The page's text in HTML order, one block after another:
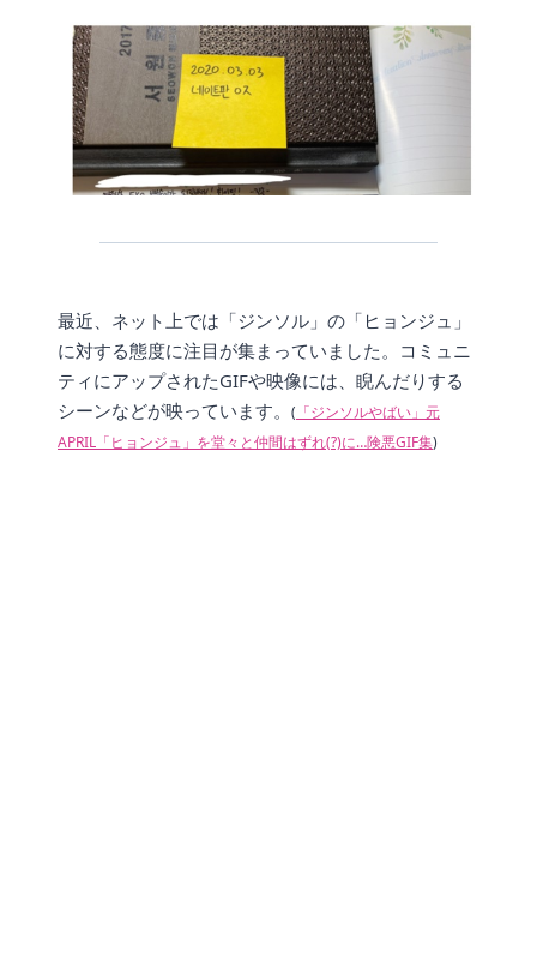
最近、ネット上では「ジンソル」の「ヒョンジュ」
に対する態度に注目が集まっていました。コミュニ
ティにアップされたGIFや映像には、睨んだりする
シーンなどが映っています。 ( 「ジンソルやばい」元
APRIL「ヒョンジュ」を堂々と仲間はずれ(?)に…険悪GIF集)